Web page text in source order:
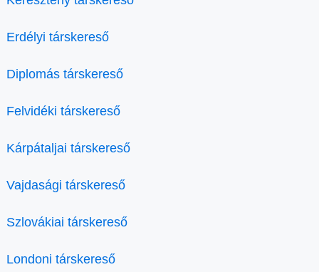
Erdélyi társkereső
Diplomás társkereső
Felvidéki társkereső
Kárpátaljai társkereső
Vajdasági társkereső
Szlovákiai társkereső
Londoni társkereső